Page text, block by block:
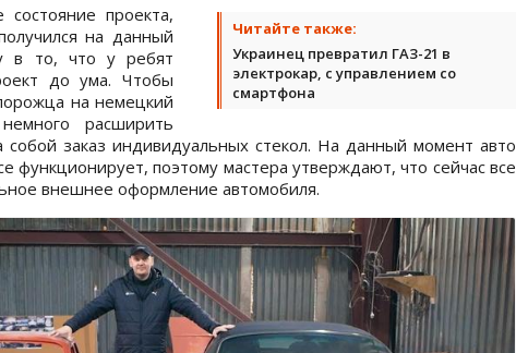
Читайте также:
Украинец превратил ГАЗ-21 в
электрокар, с управлением со
смартфона
проекта,
на данный
в то, что у ребят
до ума. Чтобы
на немецкий
расширить
собой заказ индивидуальных стекол. На данный момент авто
функционирует, поэтому мастера утверждают, что сейчас все
внешнее оформление автомобиля.